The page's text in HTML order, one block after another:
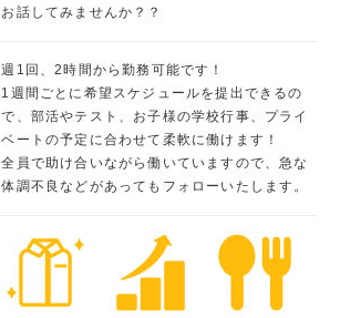
お話してみませんか？？
週1回、2時間から勤務可能です！
1週間ごとに希望スケジュールを提出できるの
で、部活やテスト、お子様の学校行事、プライ
ベートの予定に合わせて柔軟に働けます！
全員で助け合いながら働いていますので、急な
体調不良などがあってもフォローいたします。